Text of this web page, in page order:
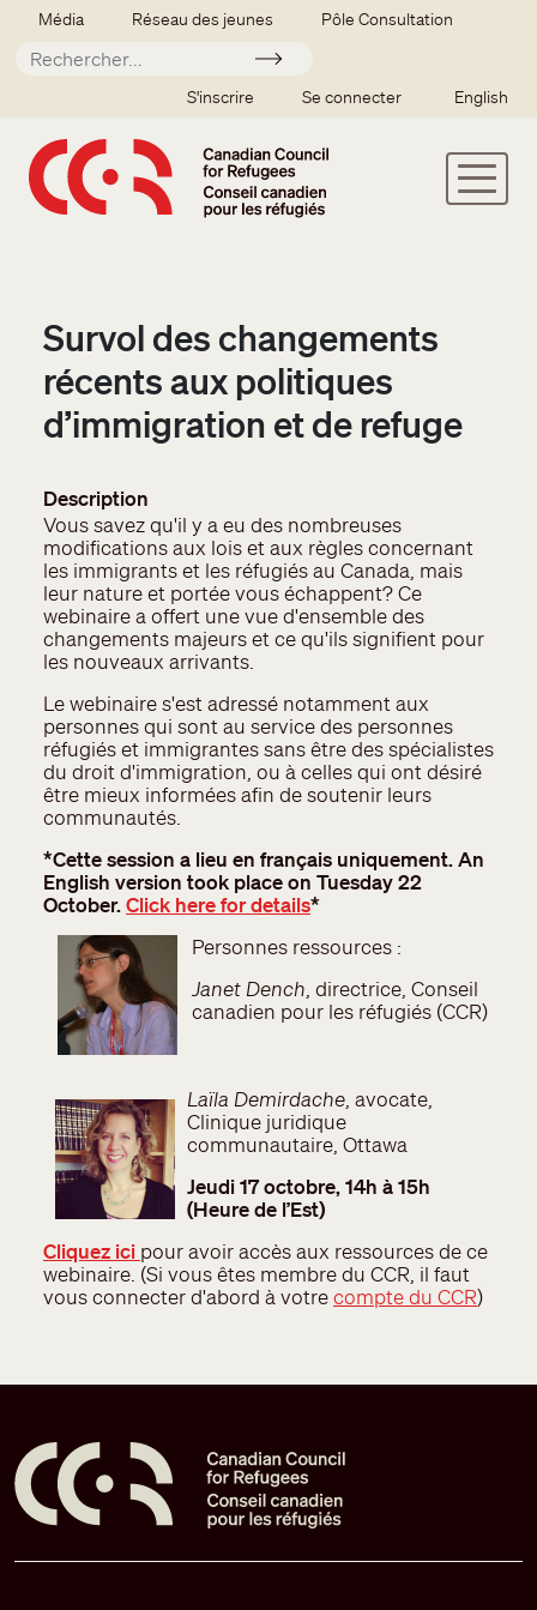
Aller au contenu principal
Secondary menu
Média Réseau des jeunes Pôle Consultation
Soumettre
SSO user menu
S'inscrire Se connecter English
Survol des changements
récents aux politiques
d’immigration et de refuge
Description
Vous savez qu'il y a eu des nombreuses
modifications aux lois et aux règles concernant
les immigrants et les réfugiés au Canada, mais
leur nature et portée vous échappent? Ce
webinaire a offert une vue d'ensemble des
changements majeurs et ce qu'ils signifient pour
les nouveaux arrivants.
Le webinaire s'est adressé notamment aux
personnes qui sont au service des personnes
réfugiés et immigrantes sans être des spécialistes
du droit d'immigration, ou à celles qui ont désiré
être mieux informées afin de soutenir leurs
communautés.
*Cette session a lieu en français uniquement. An
English version took place on Tuesday 22
October.Click here for details*
Personnes ressources :
Janet Dench, directrice, Conseil
canadien pour les réfugiés (CCR)
Laïla Demirdache, avocate,
Clinique juridique
communautaire, Ottawa
Jeudi 17 octobre, 14h à 15h
(Heure de l’Est)
Cliquez ici pour avoir accès aux ressources de ce
webinaire. (Si vous êtes membre du CCR, il faut
vous connecter d'abord à votrecompte du CCR)